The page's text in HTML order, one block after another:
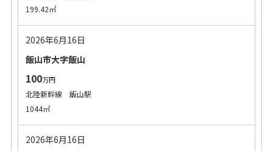
199.42㎡
2026年6月16日
飯山市大字飯山
100万円
北陸新幹線 飯山駅
1044㎡
2026年6月16日